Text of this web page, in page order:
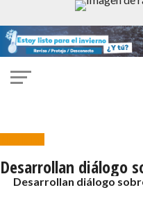
Noticias
Desarrollan diálogo
Desarrollan diálogo